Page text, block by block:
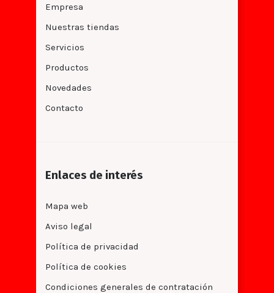
Empresa
Nuestras tiendas
Servicios
Productos
Novedades
Contacto
Enlaces de interés
Mapa web
Aviso legal
Política de privacidad
Política de cookies
Condiciones generales de contratación